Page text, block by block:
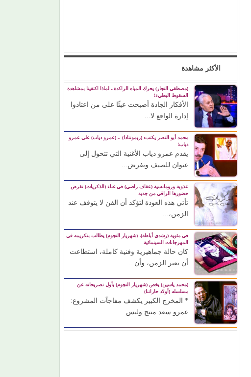
الأكثر مشاهدة
(مصطفى النجار) يحرك المياه الراكدة.. لماذا اكتفينا بمشاهدة
السقوط البطيء!
الأفكار الجادة أصبحت عبئًا على من اعتادوا
إدارة الواقع لا...
محمد أبو النصر يكتب: (ريمونتادا) .. (عمرو دياب) على عمرو
دياب!
يقدم عمرو دياب الأغنية التي تتحول إلى
عنوان للصيف وتفرض...
عذوبة ورومانسية (عفاف راضي) في غناء (الذكريات) تفرض
حضورها الراقي من جديد
تأتي هذه العودة لتؤكد أن الفن لا يتوقف عند
الزمن،...
في مئوية (رشدي أباظة)، (شهريار النجوم) يطالب بتكريمه في
المهرجانات السينمائية
كان حالة جماهيرية وفنية كاملة، استطاعت
أن تعبر الزمن، وأن...
(محمد ياسين) يخص (شهريار النجوم) بأول تصريحاته عن
مسلسله (أولاد حاراتنا)
* المخرج الكبير يكشف مفاجآت المشروع:
عمرو سعد منتج وليس...